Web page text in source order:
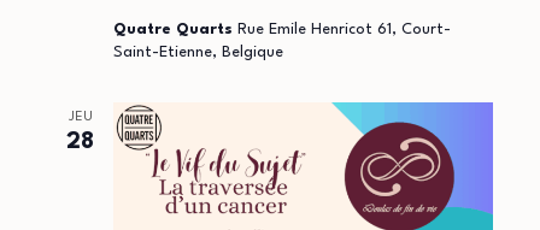
Quatre Quarts Rue Emile Henricot 61, Court-
Saint-Etienne, Belgique
JEU
28